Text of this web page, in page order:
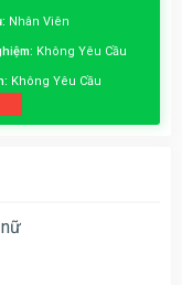
Nhân Viên
Không Yêu Cầu
Không Yêu Cầu